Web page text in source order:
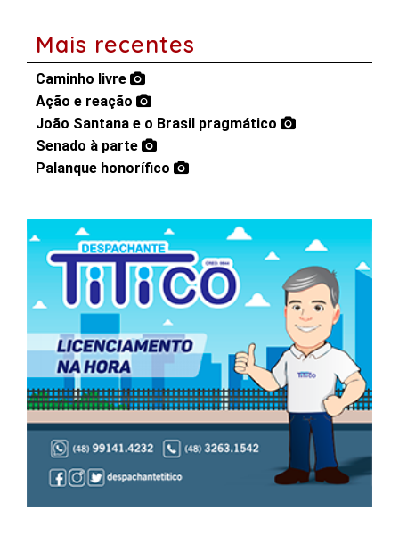
Mais recentes
Caminho livre
Ação e reação
João Santana e o Brasil pragmático
Senado à parte
Palanque honorífico